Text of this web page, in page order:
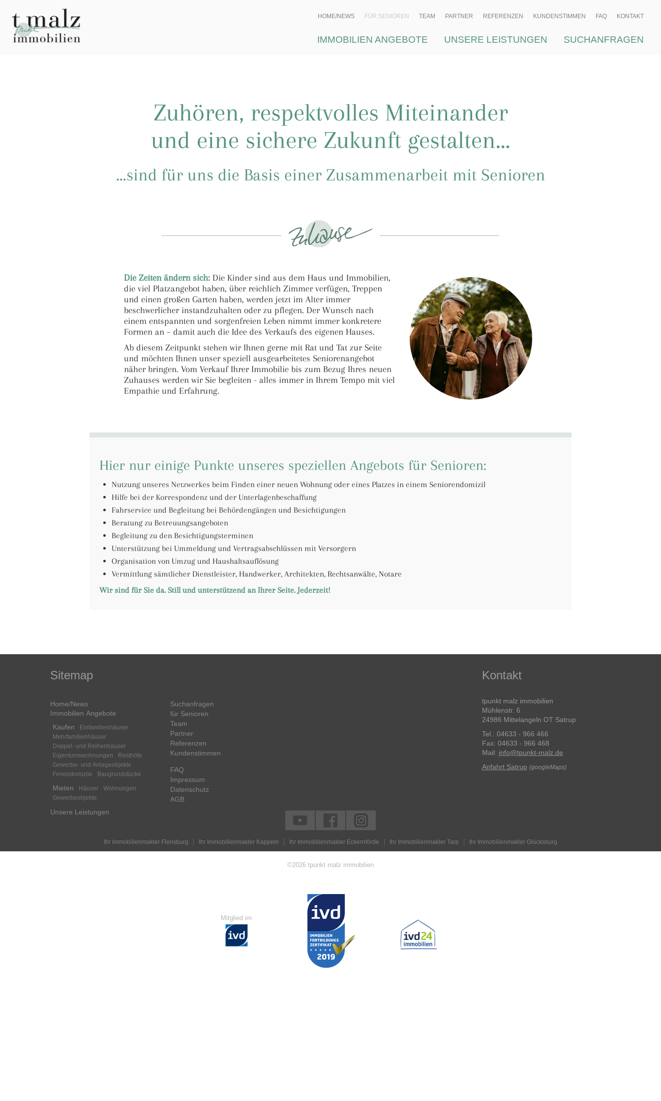
HOME/NEWS FÜR SENIOREN TEAM PARTNER REFERENZEN KUNDENSTIMMEN FAQ KONTAKT
IMMOBILIEN ANGEBOTE UNSERE LEISTUNGEN SUCHANFRAGEN
Zuhören, respektvolles Miteinander
und eine sichere Zukunft gestalten…
…sind für uns die Basis einer Zusammenarbeit mit Senioren
Die Zeiten ändern sich: Die Kinder sind aus dem Haus und Immobilien,
die viel Platzangebot haben, über reichlich Zimmer verfügen, Treppen
und einen großen Garten haben, werden jetzt im Alter immer
beschwerlicher instandzuhalten oder zu pflegen. Der Wunsch nach
einem entspannten und sorgenfreien Leben nimmt immer konkretere
Formen an – damit auch die Idee des Verkaufs des eigenen Hauses.
Ab diesem Zeitpunkt stehen wir Ihnen gerne mit Rat und Tat zur Seite
und möchten Ihnen unser speziell ausgearbeitetes Seniorenangebot
näher bringen. Vom Verkauf Ihrer Immobilie bis zum Bezug Ihres neuen
Zuhauses werden wir Sie begleiten - alles immer in Ihrem Tempo mit viel
Empathie und Erfahrung.
Hier nur einige Punkte unseres speziellen Angebots für Senioren:
Nutzung unseres Netzwerkes beim Finden einer neuen Wohnung oder eines Platzes in einem Seniorendomizil
Hilfe bei der Korrespondenz und der Unterlagenbeschaffung
Fahrservice und Begleitung bei Behördengängen und Besichtigungen
Beratung zu Betreuungsangeboten
Begleitung zu den Besichtigungsterminen
Unterstützung bei Ummeldung und Vertragsabschlüssen mit Versorgern
Organisation von Umzug und Haushaltsauflösung
Vermittlung sämtlicher Dienstleister, Handwerker, Architekten, Rechtsanwälte, Notare
Wir sind für Sie da. Still und unterstützend an Ihrer Seite. Jederzeit!
Kontakt
tpunkt malz immobilien
Mühlenstr. 6
24986 Mittelangeln OT Satrup
Tel.: 04633 - 966 466
Fax: 04633 - 966 468
Mail: info@tpunkt-malz.de
Anfahrt Satrup (googleMaps)
Sitemap
Home/News
Immobilien Angebote
Kaufen
Einfamilienhäuser
Mehrfamilienhäuser
Doppel- und Reihenhäuser
Eigentumswohnungen
Resthöfe
Gewerbe- und Anlageobjekte
Feriendomizile
Baugrundstücke
Mieten Häuser
Wohnungen
Gewerbeobjekte
Unsere Leistungen
Suchanfragen
für Senioren
Team
Partner
Referenzen
Kundenstimmen
FAQ
Impressum
Datenschutz
AGB
Ihr Immobilienmakler Flensburg Ihr Immobilienmakler Kappeln Ihr Immobilienmakler Eckernförde Ihr Immobilienmakler Tarp Ihr Immobilienmakler Glücksburg
©2026 tpunkt malz immobilien
Mitglied im